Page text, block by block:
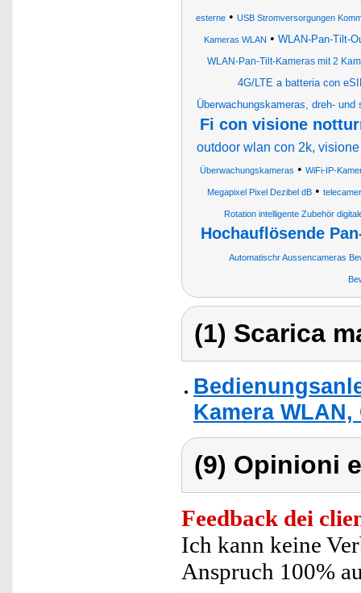
esterne • USB Stromversorgungen
Kameras WLAN • WLAN-Pan-Tilt-
WLAN-Pan-Tilt-Kameras mit 2
4G/LTE a batteria con
Überwachungskameras, dreh-
Fi con visione
outdoor wlan con 2k,
Überwachungskameras • WiFi-IP-
Megapixel Pixel Dezibel dB •
Rotation intelligente Zubehör
Hochauflösende
Automatischr Aussencameras
(1) Scarica
Kamera
(9) Opinioni
Feedback dei
Ich kann keine
Anspruch 100%